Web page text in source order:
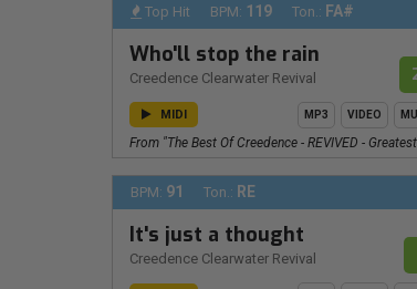
Top Hit BPM: 119 Ton.: FA#
Who'll stop the rain
Creedence Clearwater Revival
MIDI MP3 VIDEO
From "The Best Of Creedence - REVIVED -
BPM: 91 Ton.: RE
It's just a thought
Creedence Clearwater Revival